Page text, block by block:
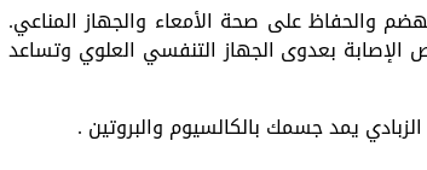
والحفاظ على صحة الأمعاء والجهاز المناعي.
الإصابة بعدوى الجهاز التنفسي العلوي وتساعد
يمد جسمك بالكالسيوم والبروتين .